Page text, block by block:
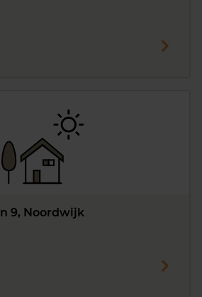
9, Noordwijk